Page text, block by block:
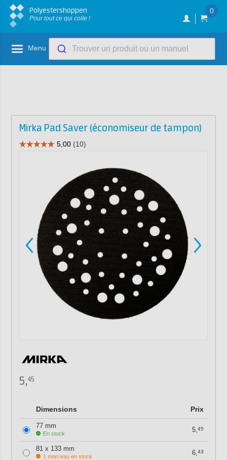
Polyestershoppen
Pour tout ce qui colle !
0
Menu Trouver un produit ou un manuel
Mirka Pad Saver (économiseur de tampon)
5,45
Dimensions Prix
77 mm
En stock 5,45
81 x 133 mm
1 morceau en stock 6,43